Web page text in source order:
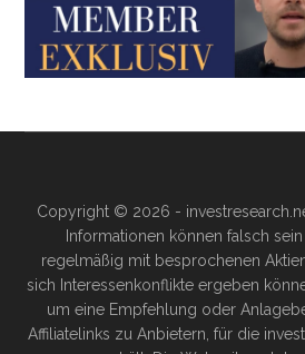
Copyright © 2026 -
Informationen können falsch
regelmäßig mit besprochenen
sich Interessenkonflikte ergeben
um eine Empfehlung oder
Affiliatelinks zu Anbietern, für die